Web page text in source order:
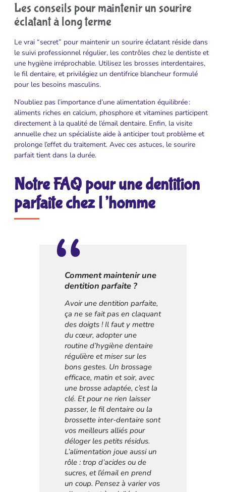
Les conseils pour maintenir un sourire
éclatant à long terme
Le vrai “secret” pour maintenir un sourire éclatant réside dans
le suivi professionnel régulier, les contrôles chez le dentiste et
une hygiène irréprochable. Utilisez les brosses interdentaires,
le fil dentaire, et privilégiez un dentifrice blancheur formulé
pour les besoins masculins.
N’oubliez pas l’importance d’une alimentation équilibrée :
aliments riches en calcium, phosphore et vitamines participent
directement à la qualité de l’émail dentaire. Enfin, la visite
annuelle chez un spécialiste aide à anticiper tout problème et
prolonge l’effet du traitement. Avec ces astuces, le sourire
parfait tient dans la durée.
Notre FAQ pour une dentition
parfaite chez l’homme
Comment maintenir une
dentition parfaite ?
Avoir une dentition parfaite,
ça ne se fait pas en claquant
des doigts ! Il faut y mettre
du cœur, adopter une
routine d’hygiène dentaire
régulière et miser sur les
bons gestes. Un brossage
efficace, matin et soir, avec
une brosse adaptée, c’est la
clé. Et pour ne rien laisser
passer, le fil dentaire ou la
brossette inter-dentaire sont
vos meilleurs alliés pour
déloger les petits résidus.
L’alimentation joue aussi un
rôle : trop d’acides ou de
sucres, et l’émail en prend
un coup. Pensez à varier vos